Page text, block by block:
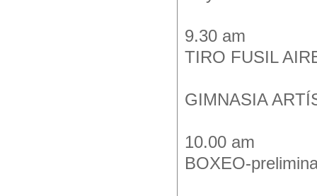
9.30 am
TIRO FUSIL
GIMNASIA
10.00 am
BOXEO-